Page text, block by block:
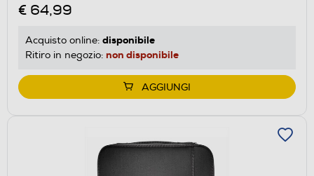
€ 64,99
Acquisto online: disponibile
Ritiro in negozio: non disponibile
AGGIUNGI